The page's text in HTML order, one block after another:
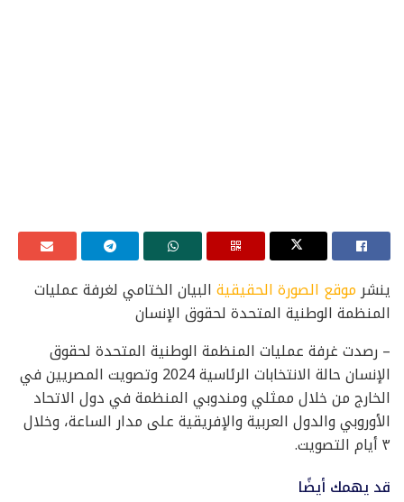
ينشرموقع الصورة الحقيقية البيان الختامي لغرفة عمليات
المنظمة الوطنية المتحدة لحقوق الإنسان
– رصدت غرفة عمليات المنظمة الوطنية المتحدة لحقوق
الإنسان حالة الانتخابات الرئاسية 2024 وتصويت المصريين في
الخارج من خلال ممثلي ومندوبي المنظمة في دول الاتحاد
الأوروبي والدول العربية والإفريقية على مدار الساعة، وخلال
٣ أيام التصويت.
قد يهمك أيضًا